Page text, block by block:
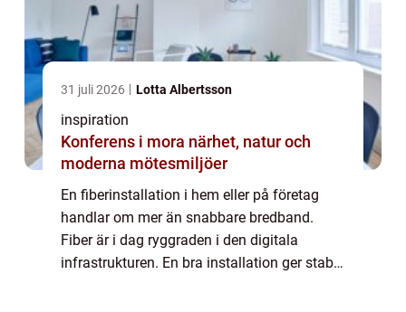
31 juli 2026 Lotta Albertsson
inspiration
Konferens i mora närhet, natur och
moderna mötesmiljöer
En fiberinstallation i hem eller på företag
handlar om mer än snabbare bredband.
Fiber är i dag ryggraden i den digitala
infrastrukturen. En bra installation ger stabil